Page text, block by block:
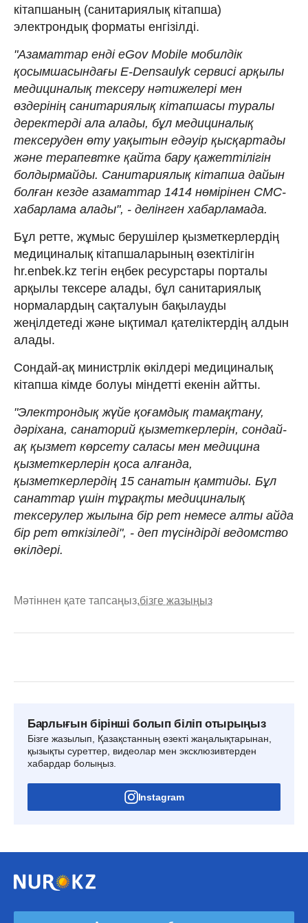
кітапшаның (санитариялық кітапша)
электрондық форматы енгізілді.
"Азаматтар енді eGov Mobile мобилдік
қосымшасындағы E-Densaulyk сервисі арқылы
медициналық тексеру нәтижелері мен
өздерінің санитариялық кітапшасы туралы
деректерді ала алады, бұл медициналық
тексеруден өту уақытын едәуір қысқартады
және терапевтке қайта бару қажеттілігін
болдырмайды. Санитариялық кітапша дайын
болған кезде азаматтар 1414 нөмірінен СМС-
хабарлама алады", - делінген хабарламада.
Бұл ретте, жұмыс берушілер қызметкерлердің
медициналық кітапшаларының өзектілігін
hr.enbek.kz тегін еңбек ресурстары порталы
арқылы тексере алады, бұл санитариялық
нормалардың сақталуын бақылауды
жеңілдетеді және ықтимал қателіктердің алдын
алады.
Сондай-ақ министрлік өкілдері медициналық
кітапша кімде болуы міндетті екенін айтты.
"Электрондық жүйе қоғамдық тамақтану,
дәріхана, санаторий қызметкерлерін, сондай-
ақ қызмет көрсету саласы мен медицина
қызметкерлерін қоса алғанда,
қызметкерлердің 15 санатын қамтиды. Бұл
санаттар үшін тұрақты медициналық
тексерулер жылына бір рет немесе алты айда
бір рет өткізіледі", - деп түсіндірді ведомство
өкілдері.
Мәтіннен қате тапсаңыз,бізге жазыңыз
Барлығын бірінші болып біліп отырыңыз
Бізге жазылып, Қазақстанның өзекті жаңалықтарынан,
қызықты суреттер, видеолар мен эксклюзивтерден
хабардар болыңыз.
Instagram